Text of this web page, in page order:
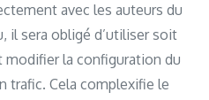
avec les auteurs du
il sera obligé d’utiliser soit
la configuration du
trafic. Cela complexifie le